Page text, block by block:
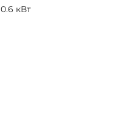
0.6 кВт